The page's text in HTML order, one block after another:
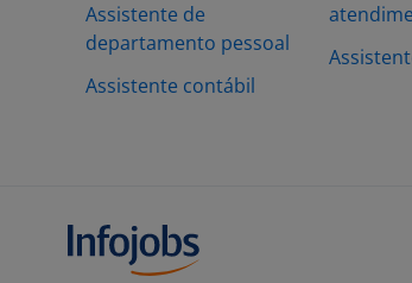
Assistente de
departamento pessoal
Assistente contábil